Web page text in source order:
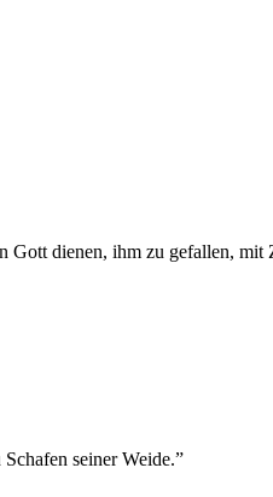
dienen, ihm zu gefallen, mit
seiner Weide.”